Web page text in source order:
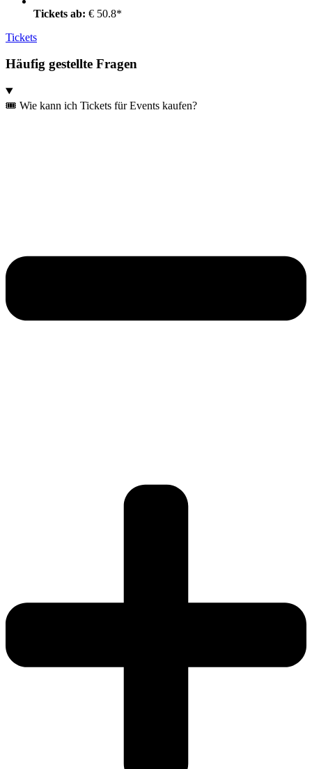
Tickets ab: € 50.8*
Tickets
Häufig gestellte Fragen
🎟️ Wie kann ich Tickets für Events kaufen?